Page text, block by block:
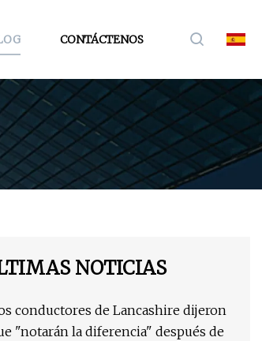
CONTÁCTENOS
NOTICIAS
conductores de Lancashire dijeron
"notarán la diferencia" después de